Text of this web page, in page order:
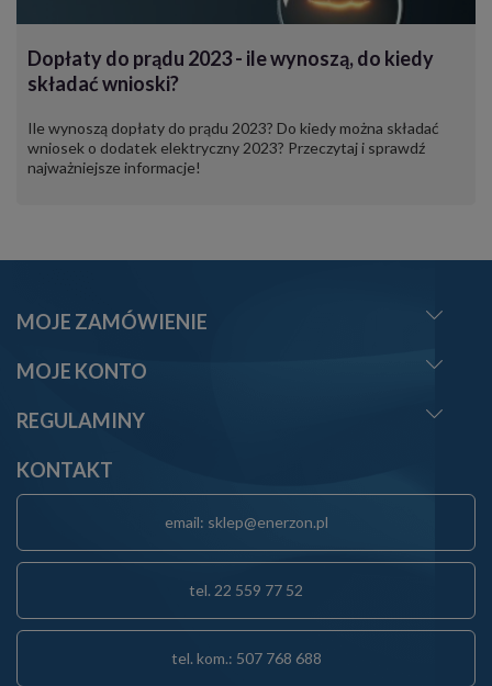
Dopłaty do prądu 2023 - ile wynoszą, do kiedy
składać wnioski?
Ile wynoszą dopłaty do prądu 2023? Do kiedy można składać
wniosek o dodatek elektryczny 2023? Przeczytaj i sprawdź
najważniejsze informacje!
MOJE ZAMÓWIENIE
MOJE KONTO
REGULAMINY
KONTAKT
email: sklep@enerzon.pl
tel. 22 559 77 52
tel. kom.: 507 768 688